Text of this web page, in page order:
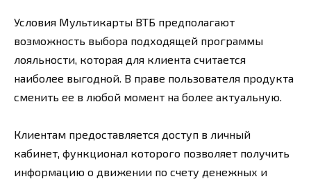
Условия Мультикарты ВТБ предполагают
возможность выбора подходящей программы
лояльности, которая для клиента считается
наиболее выгодной. В праве пользователя продукта
сменить ее в любой момент на более актуальную.
Клиентам предоставляется доступ в личный
кабинет, функционал которого позволяет получить
информацию о движении по счету денежных и